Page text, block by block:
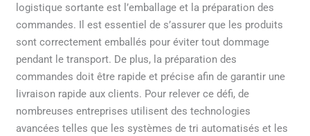
logistique sortante est l’emballage et la préparation des
commandes. Il est essentiel de s’assurer que les produits
sont correctement emballés pour éviter tout dommage
pendant le transport. De plus, la préparation des
commandes doit être rapide et précise afin de garantir une
livraison rapide aux clients. Pour relever ce défi, de
nombreuses entreprises utilisent des technologies
avancées telles que les systèmes de tri automatisés et les